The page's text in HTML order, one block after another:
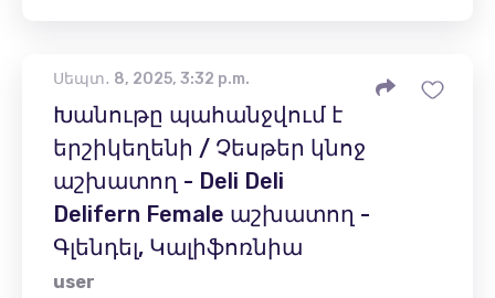
Սեպտ․ 8, 2025, 3:32 p.m.
Խանութը պահանջվում է
երշիկեղենի / Չեսթեր կնոջ
աշխատող - Deli Deli
Delifern Female աշխատող -
Գլենդել, Կալիֆոռնիա
user